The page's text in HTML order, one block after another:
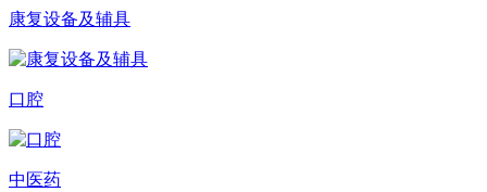
康复设备及辅具
口腔
中医药